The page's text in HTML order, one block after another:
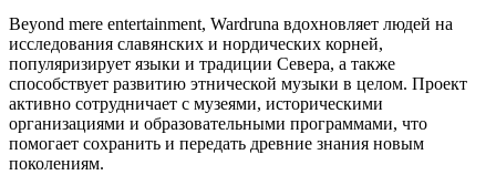
Beyond mere entertainment, Wardruna вдохновляет людей на
исследования славянских и нордических корней,
популяризирует языки и традиции Севера, а также
способствует развитию этнической музыки в целом. Проект
активно сотрудничает с музеями, историческими
организациями и образовательными программами, что
помогает сохранить и передать древние знания новым
поколениям.